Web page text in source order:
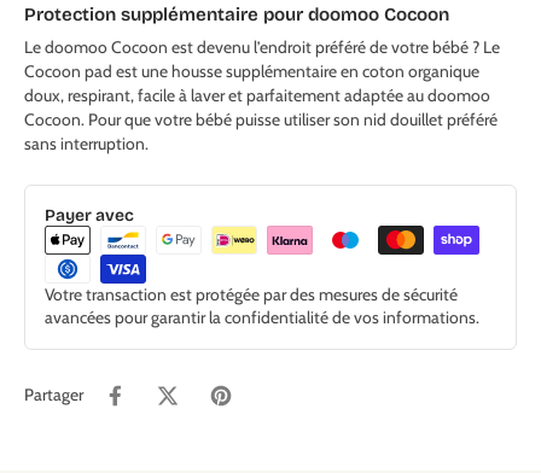
Protection supplémentaire pour doomoo Cocoon
Le doomoo Cocoon est devenu l’endroit préféré de votre bébé ? Le
Cocoon pad est une housse supplémentaire en coton organique
doux, respirant, facile à laver et parfaitement adaptée au doomoo
Cocoon. Pour que votre bébé puisse utiliser son nid douillet préféré
sans interruption.
Payer avec
Votre transaction est protégée par des mesures de sécurité
avancées pour garantir la confidentialité de vos informations.
Partager